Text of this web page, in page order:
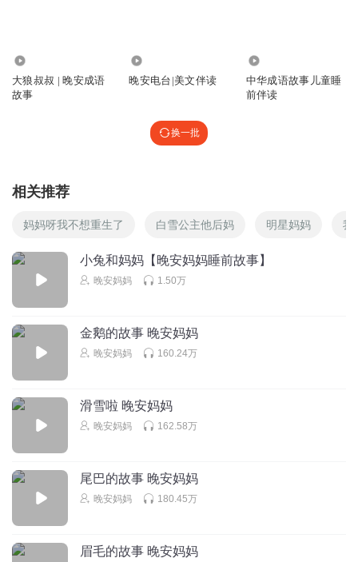
大狼叔叔 | 晚安成语
故事
晚安电台|美文伴读
中华成语故事儿童睡
前伴读
换一批
相关推荐
妈妈呀我不想重生了 白雪公主他后妈 明星妈妈 我
小兔和妈妈【晚安妈妈睡前故事】
晚安妈妈 1.50万
金鹅的故事 晚安妈妈
晚安妈妈 160.24万
滑雪啦 晚安妈妈
晚安妈妈 162.58万
尾巴的故事 晚安妈妈
晚安妈妈 180.45万
眉毛的故事 晚安妈妈